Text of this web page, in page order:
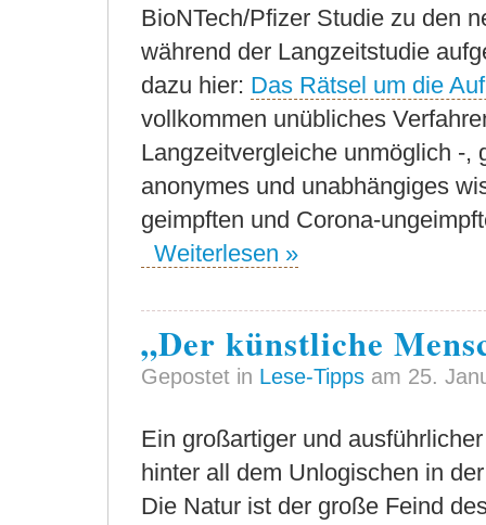
BioNTech/Pfizer Studie zu den
während der Langzeitstudie
dazu hier: Das Rätsel um die
vollkommen unübliches
Langzeitvergleiche unmöglich -,
anonymes und unabhängiges
geimpften und Corona-
Weiterlesen »
„Der künstliche
Gepostet in Lese-Tipps am 25.
Ein großartiger und
hinter all dem Unlogischen in
Die Natur ist der große Feind